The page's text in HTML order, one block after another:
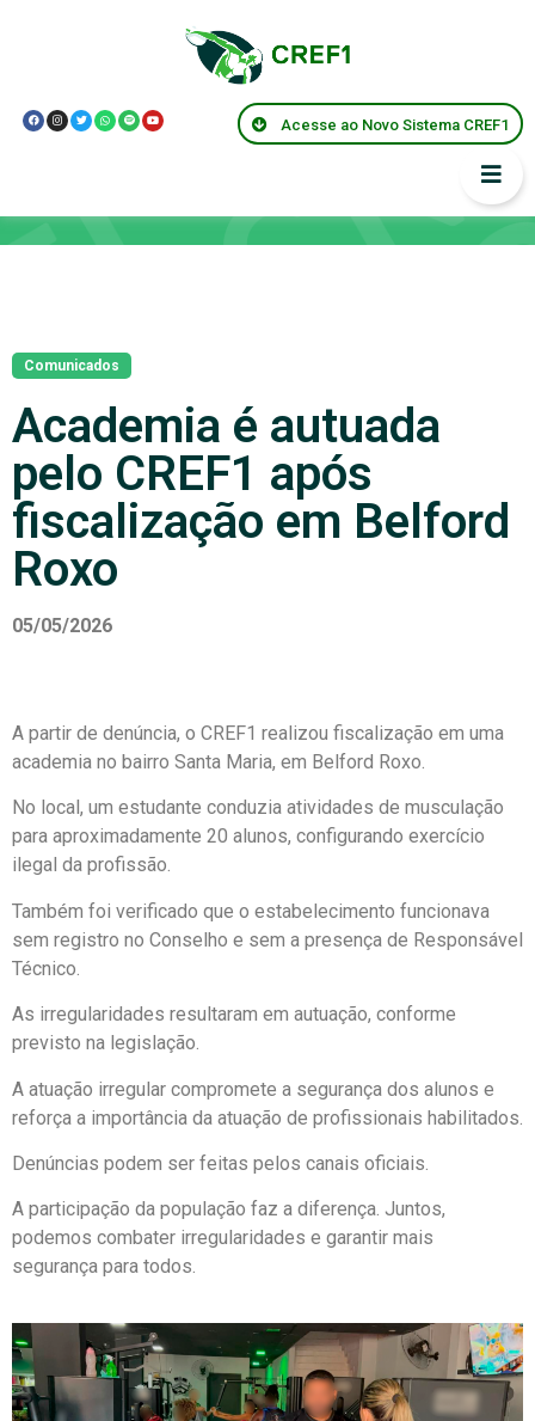
Acesse ao Novo Sistema CREF1
Comunicados
Academia é autuada
pelo CREF1 após
fiscalização em Belford
Roxo
05/05/2026
A partir de denúncia, o CREF1 realizou fiscalização em uma
academia no bairro Santa Maria, em Belford Roxo.
No local, um estudante conduzia atividades de musculação
para aproximadamente 20 alunos, configurando exercício
ilegal da profissão.
Também foi verificado que o estabelecimento funcionava
sem registro no Conselho e sem a presença de Responsável
Técnico.
As irregularidades resultaram em autuação, conforme
previsto na legislação.
A atuação irregular compromete a segurança dos alunos e
reforça a importância da atuação de profissionais habilitados.
Denúncias podem ser feitas pelos canais oficiais.
A participação da população faz a diferença. Juntos,
podemos combater irregularidades e garantir mais
segurança para todos.